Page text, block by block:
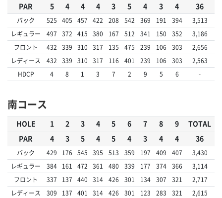
PAR
5 4 4 4 3 5 4 3 4 36
バック 525 405 457 422 208 542 369 191 394
3,513
レギュラー
497 372 415 380 167 512 341 150 352
3,186
フロント
432 339 310 317 135 475 239 106 303
2,656
レディース
432 339 310 317 116 401 239 106 303
2,563
HDCP
4 8 1 3 7 2 9 5 6 -
南コース
HOLE 1 2 3 4 5 6 7 8 9
TOTAL
PAR
4 3 5 4 5 4 3 4 4 36
バック 429 176 545 395 513 359 197 409 407
3,430
レギュラー
384 161 472 361 480 339 177 374 366
3,114
フロント
337 137 440 314 426 301 134 307 321
2,717
レディース
309 137 401 314 426 301 123 283 321
2,615